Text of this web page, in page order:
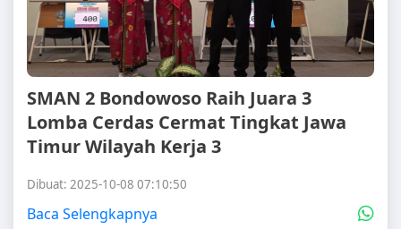
SMAN 2 Bondowoso Raih Juara 3
Lomba Cerdas Cermat Tingkat Jawa
Timur Wilayah Kerja 3
Dibuat: 2025-10-08 07:10:50
Baca Selengkapnya